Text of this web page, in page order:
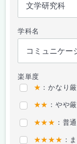
学科名
楽単度
★ ：かなり
★★ ：やや
★★★ ：普通
★★★★ ：